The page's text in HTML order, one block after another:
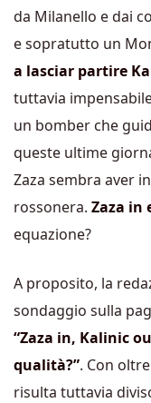
da Milanello e dai
e sopratutto un
a lasciar partire
tuttavia
un bomber che
queste ultime
Zaza sembra aver
rossonera. Zaza in
equazione?
A proposito, la
sondaggio sulla
“Zaza in, Kalinic
qualità?”. Con
risulta tuttavia